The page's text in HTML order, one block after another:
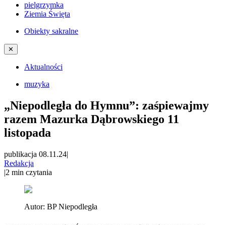
pielgrzymka
Ziemia Święta
Obiekty sakralne
✕
Aktualności
muzyka
„Niepodległa do Hymnu”: zaśpiewajmy
razem Mazurka Dąbrowskiego 11
listopada
publikacja 08.11.24|
Redakcja
|2 min czytania
Autor: BP Niepodległa